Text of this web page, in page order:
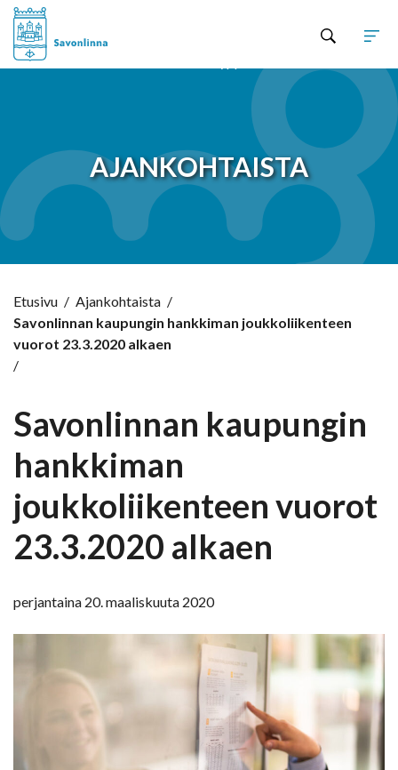
AJANKOHTAISTA
Etusivu / Ajankohtaista /
Savonlinnan kaupungin hankkiman joukkoliikenteen
vuorot 23.3.2020 alkaen
/
Savonlinnan kaupungin
hankkiman
joukkoliikenteen vuorot
23.3.2020 alkaen
perjantaina 20. maaliskuuta 2020